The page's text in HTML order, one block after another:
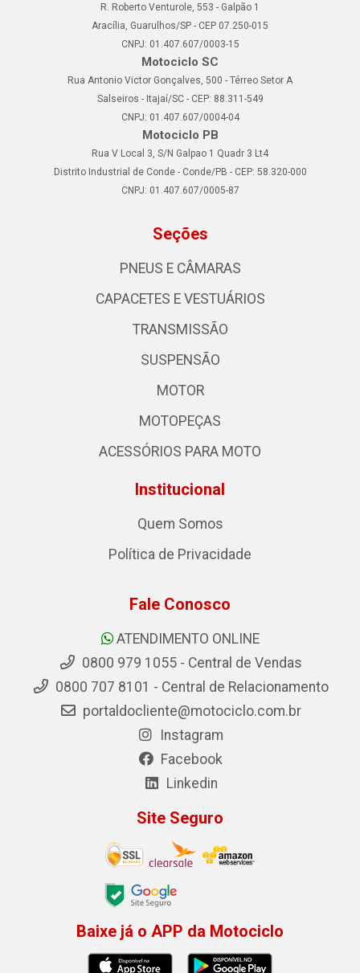
R. Roberto Venturole, 553 - Galpão 1
Aracília, Guarulhos/SP - CEP 07.250-015
CNPJ: 01.407.607/0003-15
Motociclo SC
Rua Antonio Victor Gonçalves, 500 - Térreo Setor A
Salseiros - Itajaí/SC - CEP: 88.311-549
CNPJ: 01.407.607/0004-04
Motociclo PB
Rua V Local 3, S/N Galpao 1 Quadr 3 Lt4
Distrito Industrial de Conde - Conde/PB - CEP: 58.320-000
CNPJ: 01.407.607/0005-87
Seções
PNEUS E CÂMARAS
CAPACETES E VESTUÁRIOS
TRANSMISSÃO
SUSPENSÃO
MOTOR
MOTOPEÇAS
ACESSÓRIOS PARA MOTO
Institucional
Quem Somos
Política de Privacidade
Fale Conosco
ATENDIMENTO ONLINE
0800 979 1055 - Central de Vendas
0800 707 8101 - Central de Relacionamento
portaldocliente@motociclo.com.br
Instagram
Facebook
Linkedin
Site Seguro
Baixe já o APP da Motociclo